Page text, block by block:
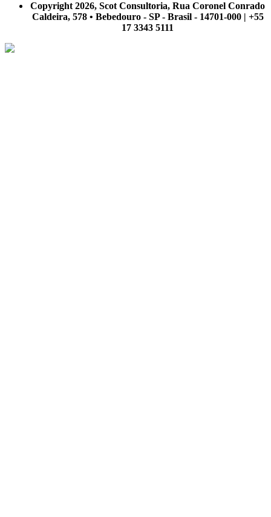
Copyright 2026, Scot Consultoria, Rua Coronel Conrado
Caldeira, 578 • Bebedouro - SP - Brasil - 14701-000 | +55
17 3343 5111